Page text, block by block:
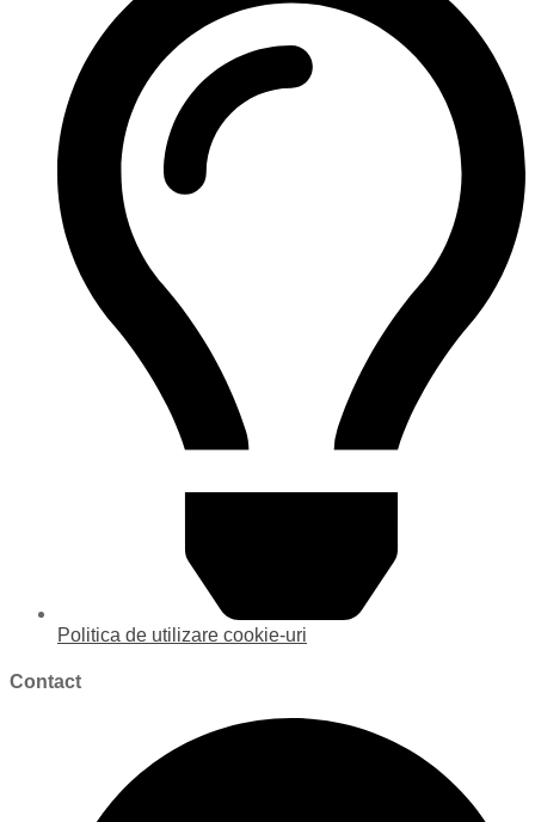
Politica de utilizare cookie-uri
Contact